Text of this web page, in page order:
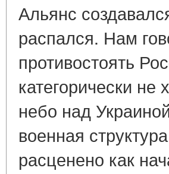
Альянс
распался. Нам
противостоять
категорически
небо над
военная
расценено как